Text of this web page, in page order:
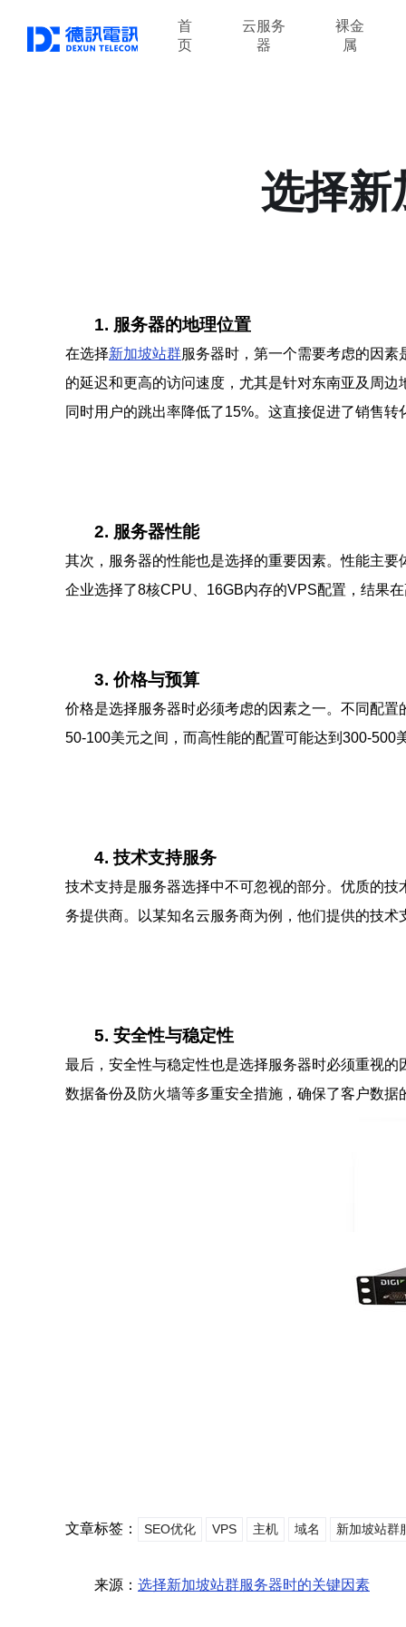
首
页
云服务
器
裸金
属
选择新
1. 服务器的地理位置
在选择新加坡站群服务器时，第一个需要考虑的因
的延迟和更高的访问速度，尤其是针对东南亚及周
同时用户的跳出率降低了15%。这直接促进了销售转
2. 服务器性能
其次，服务器的性能也是选择的重要因素。性能主
企业选择了8核CPU、16GB内存的VPS配置，结果
3. 价格与预算
价格是选择服务器时必须考虑的因素之一。不同配
50-100美元之间，而高性能的配置可能达到300-
4. 技术支持服务
技术支持是服务器选择中不可忽视的部分。优质的
务提供商。以某知名云服务商为例，他们提供的技
5. 安全性与稳定性
最后，安全性与稳定性也是选择服务器时必须重视
数据备份及防火墙等多重安全措施，确保了客户数
文章标签： SEO优化 VPS 主机 域名 新加坡站群
来源： 选择新加坡站群服务器时的关键因素